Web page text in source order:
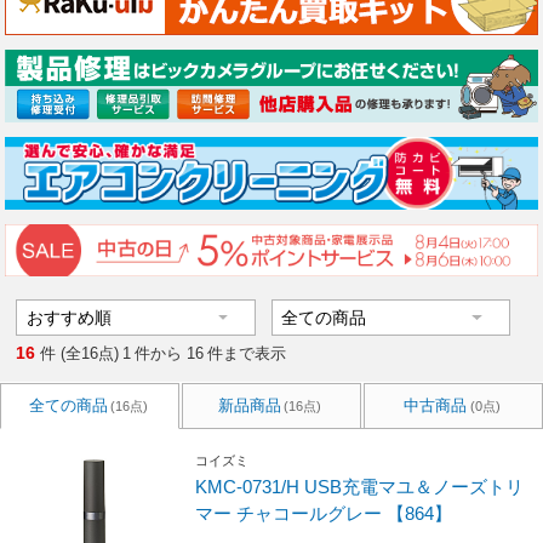
16 件 (全16点) 1 件から 16 件まで表示
全ての商品 (16点) 新品商品 (16点) 中古商品 (0点)
コイズミ
KMC-0731/H USB充電マユ＆ノーズトリ
マー チャコールグレー 【864】